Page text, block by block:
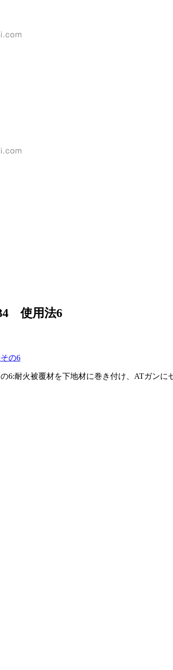
使用法6
6:耐火被覆材を下地材に巻き付け、ATガン